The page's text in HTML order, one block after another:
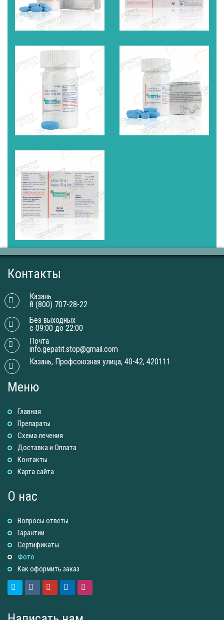
Контакты
Казань
8 (800) 707-28-22
Без выходных
с 09:00 до 22:00
Почта
info.gepatit.stop@gmail.com
Казань, Профсоюзная улица, 40-42, 420111
Меню
Главная
Препараты
Схема лечения
Доставка и Оплатa
Контакты
Карта сайта
О нас
Вопросы ответы
Гарантии
Сертификаты
Фото
Как оформить заказ